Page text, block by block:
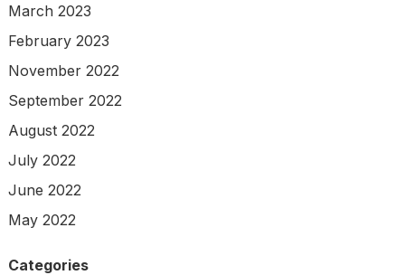
March 2023
February 2023
November 2022
September 2022
August 2022
July 2022
June 2022
May 2022
Categories